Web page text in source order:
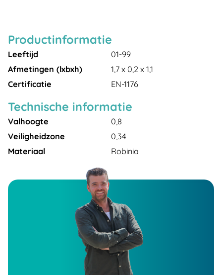
Productinformatie
Leeftijd
01-99
Afmetingen (lxbxh)
1,7 x 0,2 x 1,1
Certificatie
EN-1176
Technische informatie
Valhoogte
0,8
Veiligheidzone
0,34
Materiaal
Robinia